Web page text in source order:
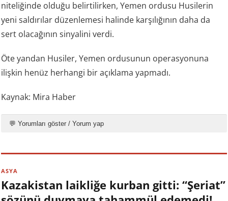
niteliğinde olduğu belirtilirken, Yemen ordusu Husilerin
yeni saldırılar düzenlemesi halinde karşılığının daha da
sert olacağının sinyalini verdi.
Öte yandan Husiler, Yemen ordusunun operasyonuna
ilişkin henüz herhangi bir açıklama yapmadı.
Kaynak: Mira Haber
💬 Yorumları göster / Yorum yap
ASYA
Kazakistan laikliğe kurban gitti: “Şeriat”